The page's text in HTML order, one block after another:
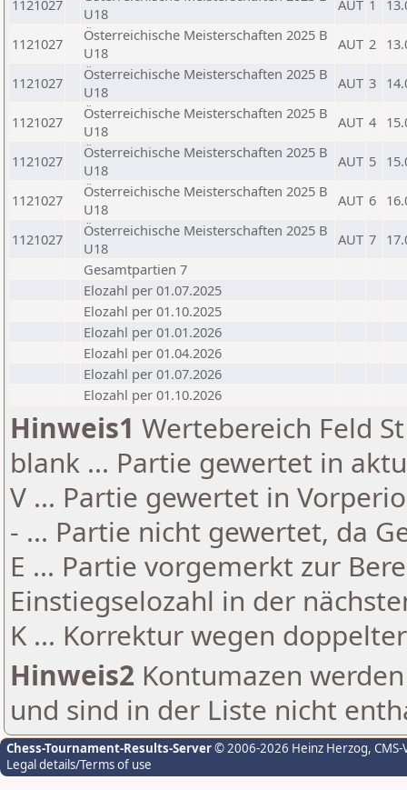
1121027
U18
AUT 1
1121027
Österreichische Meisterschaften 2025 B
U18
AUT 2
1121027
Österreichische Meisterschaften 2025 B
U18
AUT 3
1121027
Österreichische Meisterschaften 2025 B
U18
AUT 4
1121027
Österreichische Meisterschaften 2025 B
U18
AUT 5
1121027
Österreichische Meisterschaften 2025 B
U18
AUT 6
1121027
Österreichische Meisterschaften 2025 B
U18
AUT 7
Gesamtpartien 7
Elozahl per 01.07.2025
Elozahl per 01.10.2025
Elozahl per 01.01.2026
Elozahl per 01.04.2026
Elozahl per 01.07.2026
Elozahl per 01.10.2026
Hinweis1 Wertebereich Feld
blank ... Partie gewertet in
V ... Partie gewertet in
- ... Partie nicht gewertet, da
E ... Partie vorgemerkt zur
Einstiegselozahl in der
K ... Korrektur wegen
Hinweis2 Kontumazen
und sind in der Liste nicht
Chess-Tournament-Results-Server© 2006-2026 Heinz Herzog,
Legal details/Terms of use